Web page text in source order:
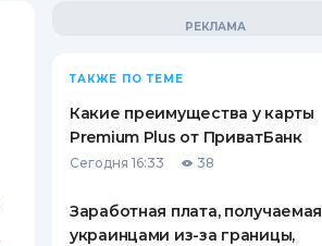
ТАКЖЕ ПО ТЕМЕ
Какие преимущества у карты
Premium Plus от ПриватБанк
Сегодня 16:33 38
Заработная плата, получаемая
украинцами из-за границы,